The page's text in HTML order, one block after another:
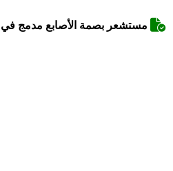
مستشعر بصمة الأصابع مدمج في